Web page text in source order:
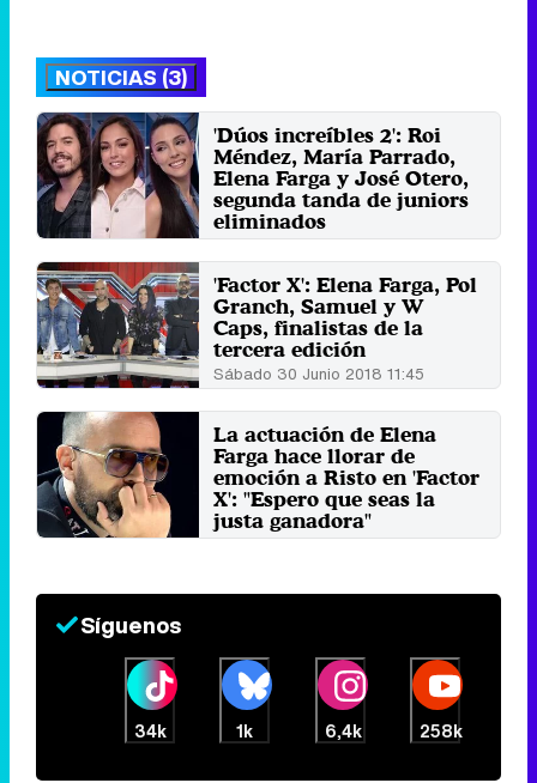
NOTICIAS (3)
'Dúos increíbles 2': Roi
Méndez, María Parrado,
Elena Farga y José Otero,
segunda tanda de juniors
eliminados
Miércoles 25 Octubre 2023 00:53
'Factor X': Elena Farga, Pol
Granch, Samuel y W
Caps, finalistas de la
tercera edición
Sábado 30 Junio 2018 11:45
La actuación de Elena
Farga hace llorar de
emoción a Risto en 'Factor
X': "Espero que seas la
justa ganadora"
Sábado 23 Junio 2018 01:06
Síguenos
34k 1k 6,4k 258k